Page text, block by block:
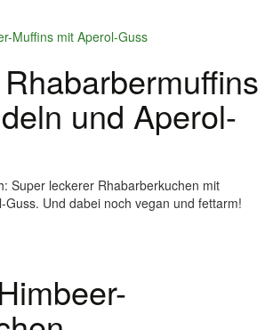
und Aperol-
Super leckerer Rhabarberkuchen mit
Guss. Und dabei noch vegan und fettarm!